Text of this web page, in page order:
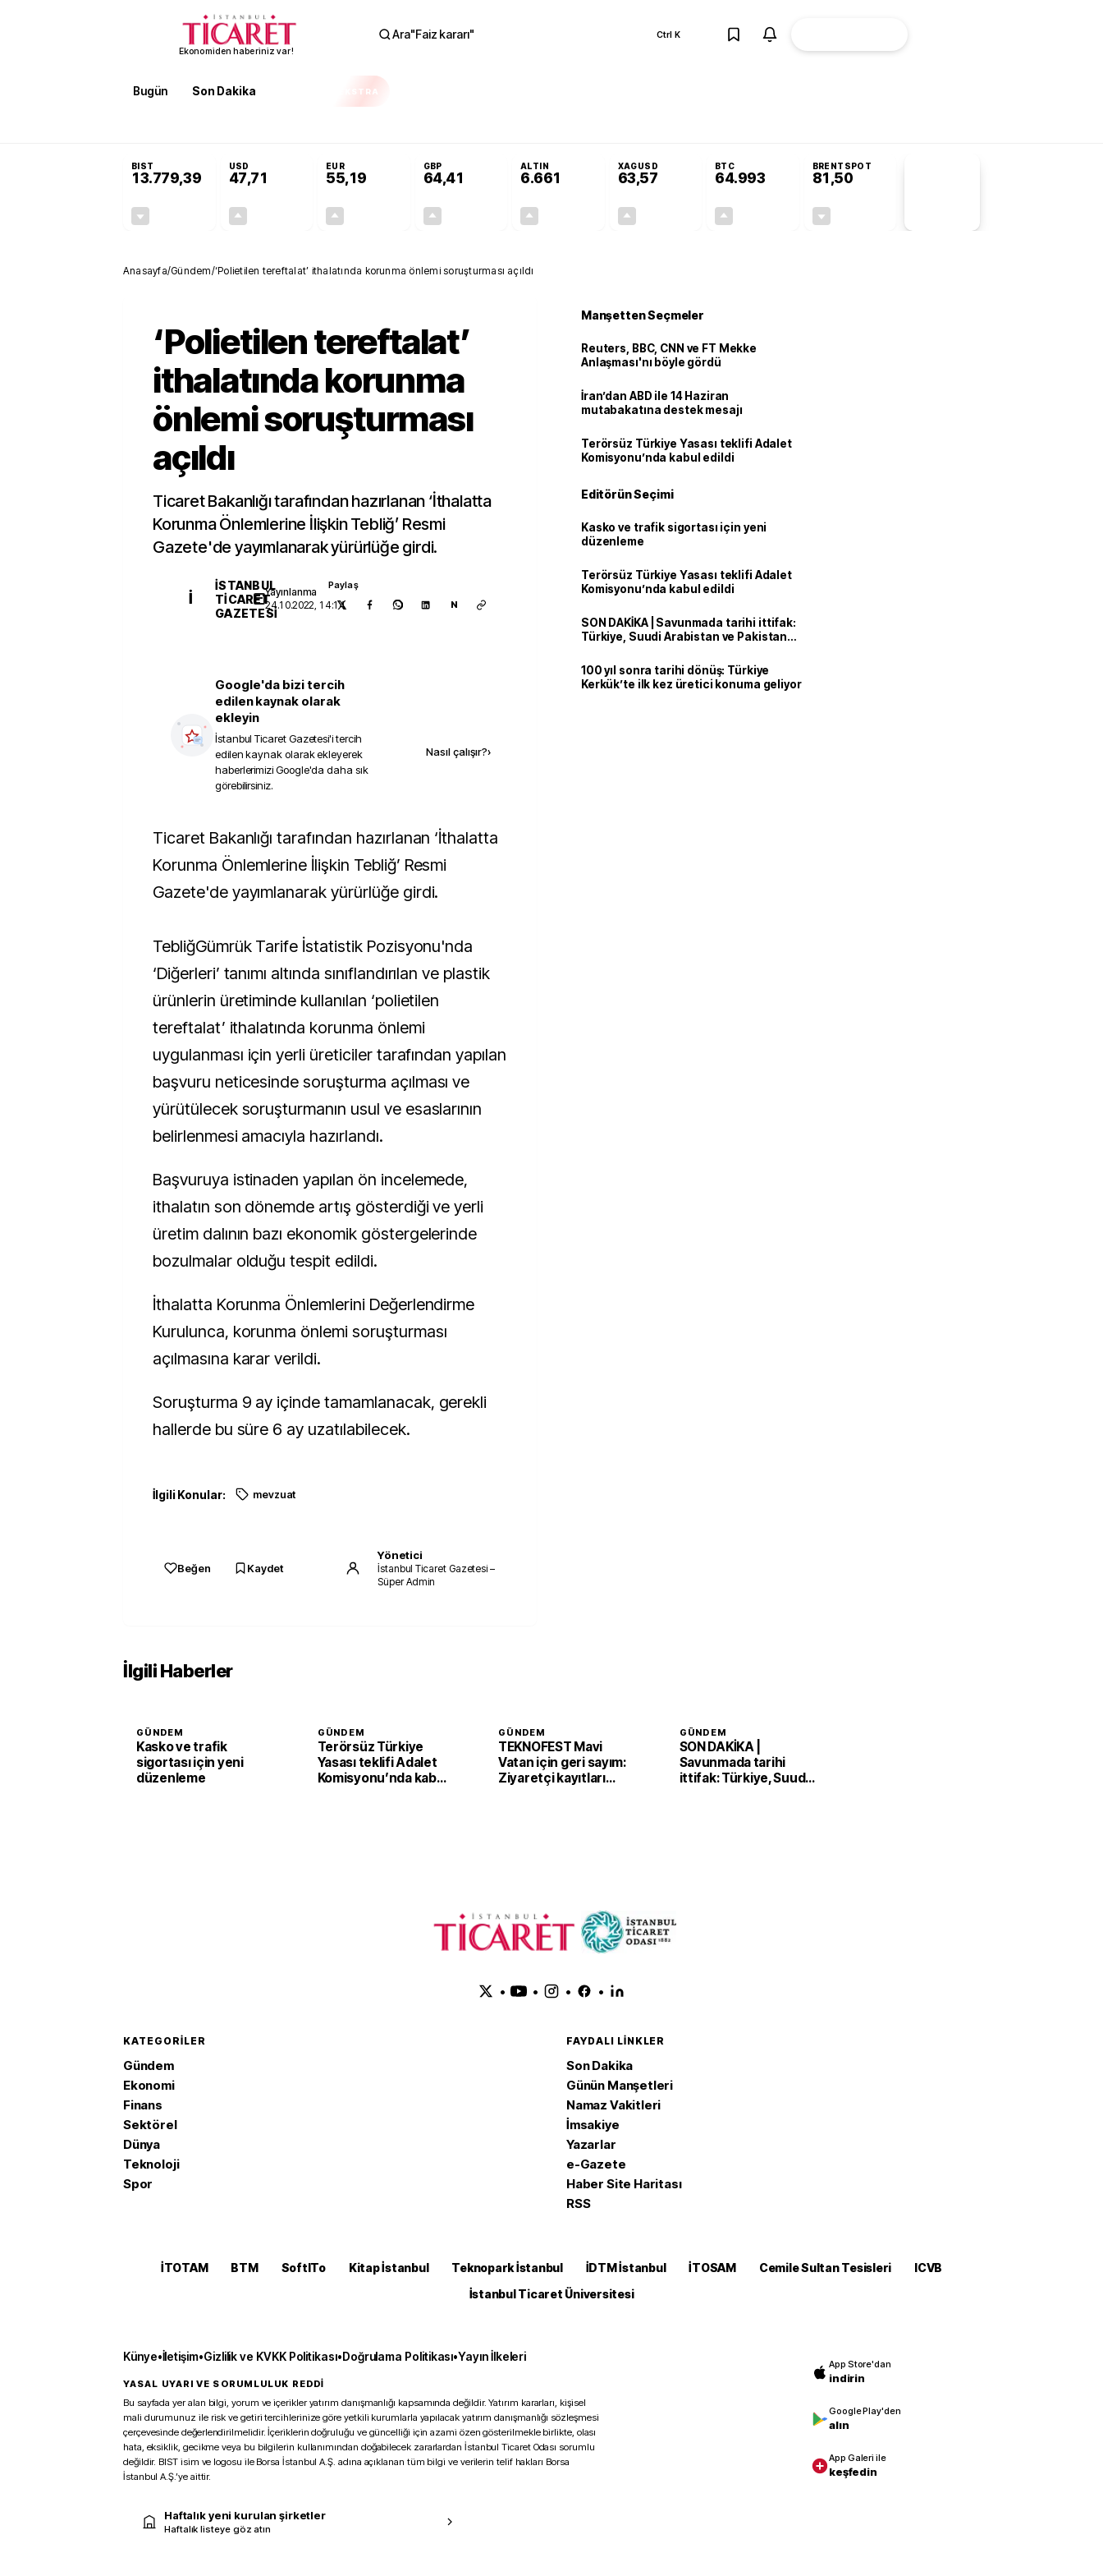
Ekonomiden haberiniz var!
Ara"Faiz kararı" Ctrl K
Bugün Son Dakika EKSTRA
BIST
13.779,39
USD
47,71
EUR
55,19
GBP
64,41
ALTIN
6.661
XAGUSD
63,57
BTC
64.993
BRENTSPOT
81,50
Anasayfa/Gündem/‘Polietilen tereftalat’ ithalatında korunma önlemi soruşturması açıldı
‘Polietilen tereftalat’
ithalatında korunma
önlemi soruşturması
açıldı
Ticaret Bakanlığı tarafından hazırlanan ‘İthalatta
Korunma Önlemlerine İlişkin Tebliğ’ Resmi
Gazete'de yayımlanarak yürürlüğe girdi.
İ
İSTANBUL
TICARET
GAZETESI
Yayınlanma
24.10.2022, 14:14
Paylaş
N
Google'da bizi tercih
edilen kaynak olarak
ekleyin
İstanbul Ticaret Gazetesi'i tercih
edilen kaynak olarak ekleyerek
haberlerimizi Google'da daha sık
görebilirsiniz.
Nasıl çalışır?›
Ticaret Bakanlığı tarafından hazırlanan ‘İthalatta
Korunma Önlemlerine İlişkin Tebliğ’ Resmi
Gazete'de yayımlanarak yürürlüğe girdi.
TebliğGümrük Tarife İstatistik Pozisyonu'nda
‘Diğerleri’ tanımı altında sınıflandırılan ve plastik
ürünlerin üretiminde kullanılan ‘polietilen
tereftalat’ ithalatında korunma önlemi
uygulanması için yerli üreticiler tarafından yapılan
başvuru neticesinde soruşturma açılması ve
yürütülecek soruşturmanın usul ve esaslarının
belirlenmesi amacıyla hazırlandı.
Başvuruya istinaden yapılan ön incelemede,
ithalatın son dönemde artış gösterdiği ve yerli
üretim dalının bazı ekonomik göstergelerinde
bozulmalar olduğu tespit edildi.
İthalatta Korunma Önlemlerini Değerlendirme
Kurulunca, korunma önlemi soruşturması
açılmasına karar verildi.
Soruşturma 9 ay içinde tamamlanacak, gerekli
hallerde bu süre 6 ay uzatılabilecek.
İlgili Konular: mevzuat
Beğen Kaydet
Yönetici
İstanbul Ticaret Gazetesi –
Süper Admin
Manşetten Seçmeler
Reuters, BBC, CNN ve FT Mekke
Anlaşması'nı böyle gördü
İran’dan ABD ile 14 Haziran
mutabakatına destek mesajı
Terörsüz Türkiye Yasası teklifi Adalet
Komisyonu’nda kabul edildi
Editörün Seçimi
Kasko ve trafik sigortası için yeni
düzenleme
Terörsüz Türkiye Yasası teklifi Adalet
Komisyonu’nda kabul edildi
SON DAKİKA | Savunmada tarihi ittifak:
Türkiye, Suudi Arabistan ve Pakistan
100 yıl sonra tarihi dönüş: Türkiye
Kerkük’te ilk kez üretici konuma geliyor
İlgili Haberler
GÜNDEM
Kasko ve trafik
sigortası için yeni
düzenleme
GÜNDEM
Terörsüz Türkiye
Yasası teklifi Adalet
Komisyonu’nda kabul
GÜNDEM
TEKNOFEST Mavi
Vatan için geri sayım:
Ziyaretçi kayıtları
GÜNDEM
SON DAKİKA |
Savunmada tarihi
ittifak: Türkiye, Suudi
• • • •
KATEGORILER
Gündem
Ekonomi
Finans
Sektörel
Dünya
Teknoloji
Spor
FAYDALI LINKLER
Son Dakika
Günün Manşetleri
Namaz Vakitleri
İmsakiye
Yazarlar
e-Gazete
Haber Site Haritası
RSS
İTOTAM BTM SoftITo Kitap İstanbul Teknopark İstanbul İDTM İstanbul İTOSAM Cemile Sultan Tesisleri
ICVB
İstanbul Ticaret Üniversitesi
Künye•İletişim•Gizlilik ve KVKK Politikası•Doğrulama Politikası•Yayın İlkeleri
YASAL UYARI VE SORUMLULUK REDDİ
Bu sayfada yer alan bilgi, yorum ve içerikler yatırım danışmanlığı kapsamında değildir. Yatırım kararları, kişisel
mali durumunuz ile risk ve getiri tercihlerinize göre yetkili kurumlarla yapılacak yatırım danışmanlığı sözleşmesi
çerçevesinde değerlendirilmelidir. İçeriklerin doğruluğu ve güncelliği için azami özen gösterilmekle birlikte, olası
hata, eksiklik, gecikme veya bu bilgilerin kullanımından doğabilecek zararlardan İstanbul Ticaret Odası sorumlu
değildir. BIST isim ve logosu ile Borsa İstanbul A.Ş. adına açıklanan tüm bilgi ve verilerin telif hakları Borsa
İstanbul A.Ş.’ye aittir.
Haftalık yeni kurulan şirketler
Haftalık listeye göz atın
App Store'dan
indirin
Google Play'den
alın
App Galeri ile
keşfedin